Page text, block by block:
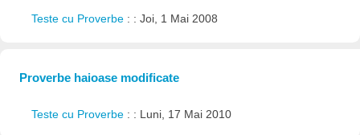
Teste cu Proverbe : : Joi, 1 Mai 2008
Proverbe haioase modificate
Teste cu Proverbe : : Luni, 17 Mai 2010